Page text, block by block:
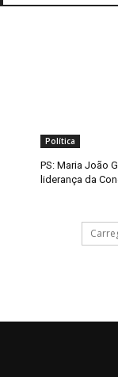
Política
PS: Maria João
liderança da